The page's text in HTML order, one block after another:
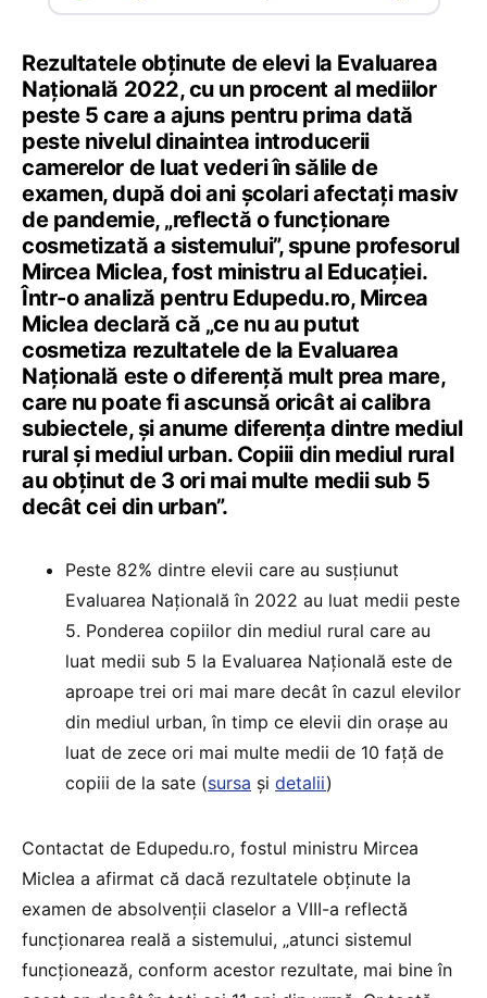
Rezultatele obținute de elevi la Evaluarea
Națională 2022, cu un procent al mediilor
peste 5 care a ajuns pentru prima dată
peste nivelul dinaintea introducerii
camerelor de luat vederi în sălile de
examen, după doi ani școlari afectați masiv
de pandemie, „reflectă o funcționare
cosmetizată a sistemului”, spune profesorul
Mircea Miclea, fost ministru al Educației.
Într-o analiză pentru Edupedu.ro, Mircea
Miclea declară că „ce nu au putut
cosmetiza rezultatele de la Evaluarea
Națională este o diferență mult prea mare,
care nu poate fi ascunsă oricât ai calibra
subiectele, și anume diferența dintre mediul
rural și mediul urban. Copiii din mediul rural
au obținut de 3 ori mai multe medii sub 5
decât cei din urban”.
Peste 82% dintre elevii care au susțiunut
Evaluarea Națională în 2022 au luat medii peste
5. Ponderea copiilor din mediul rural care au
luat medii sub 5 la Evaluarea Națională este de
aproape trei ori mai mare decât în cazul elevilor
din mediul urban, în timp ce elevii din orașe au
luat de zece ori mai multe medii de 10 față de
copiii de la sate (sursa și detalii)
Contactat de Edupedu.ro, fostul ministru Mircea
Miclea a afirmat că dacă rezultatele obținute la
examen de absolvenții claselor a VIII-a reflectă
funcționarea reală a sistemului, „atunci sistemul
funcționează, conform acestor rezultate, mai bine în